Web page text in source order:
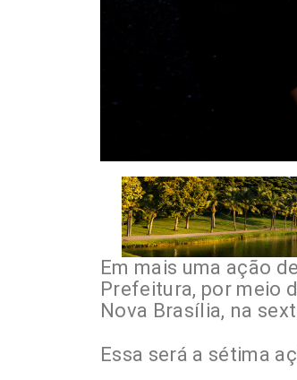
Em mais uma ação
Prefeitura, por meio
Nova Brasília, na
Essa será a sétima